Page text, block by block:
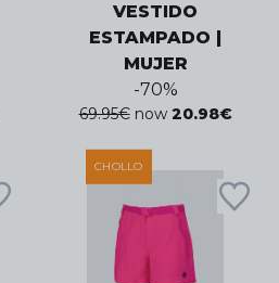
VESTIDO
ESTAMPADO |
MUJER
-70%
69.95€ now 20.98€
CHOLLO